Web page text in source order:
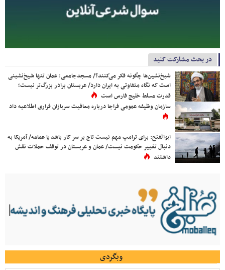
در بحث مشارکت کنید
شیخ‌نشین‌ها چگونه فکر می‌کنند؟/ مسجدجامعی: عمان تنها شیخ‌نشینی
است که نگاه متفاوتی به ایران دارد/ عربستان برادر بزرگ‌تر نیست؛
قدرت مسلط خلیج فارس است
سازمان وظیفه عمومی فراجا درباره معافیت سربازان فراری اطلاعیه داد
ابوالفتح: برای ترامپ مهم نیست تاج بر سر کار باشد یا عمامه/ آمریکا به
دنبال تغییر حکومت نیست/ عمان و عربستان در توقف حملات نقش
داشتند
وبگردی